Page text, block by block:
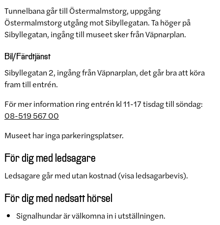
Tunnelbana går till Östermalmstorg, uppgång
Östermalmstorg utgång mot Sibyllegatan. Ta höger på
Sibyllegatan, ingång till museet sker från Väpnarplan.
Bil/Färdtjänst
Sibyllegatan 2, ingång från Väpnarplan, det går bra att köra
fram till entrén.
För mer information ring entrén kl 11-17 tisdag till söndag:
08-519 567 00
Museet har inga parkeringsplatser.
För dig med ledsagare
Ledsagare går med utan kostnad (visa ledsagarbevis).
För dig med nedsatt hörsel
Signalhundar är välkomna in i utställningen.